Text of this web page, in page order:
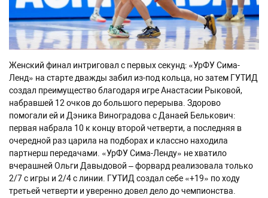
Женский финал интриговал с первых секунд: «УрФУ Сима-
Ленд» на старте дважды забил из-под кольца, но затем ГУТИД
создал преимущество благодаря игре Анастасии Рыковой,
набравшей 12 очков до большого перерыва. Здорово
помогали ей и Дэника Виноградова с Данаей Белькович:
первая набрала 10 к концу второй четверти, а последняя в
очередной раз царила на подборах и классно находила
партнерш передачами. «УрФУ Сима-Ленду» не хватило
вчерашней Ольги Давыдовой – форвард реализовала только
2/7 с игры и 2/4 с линии. ГУТИД создал себе «+19» по ходу
третьей четверти и уверенно довел дело до чемпионства.